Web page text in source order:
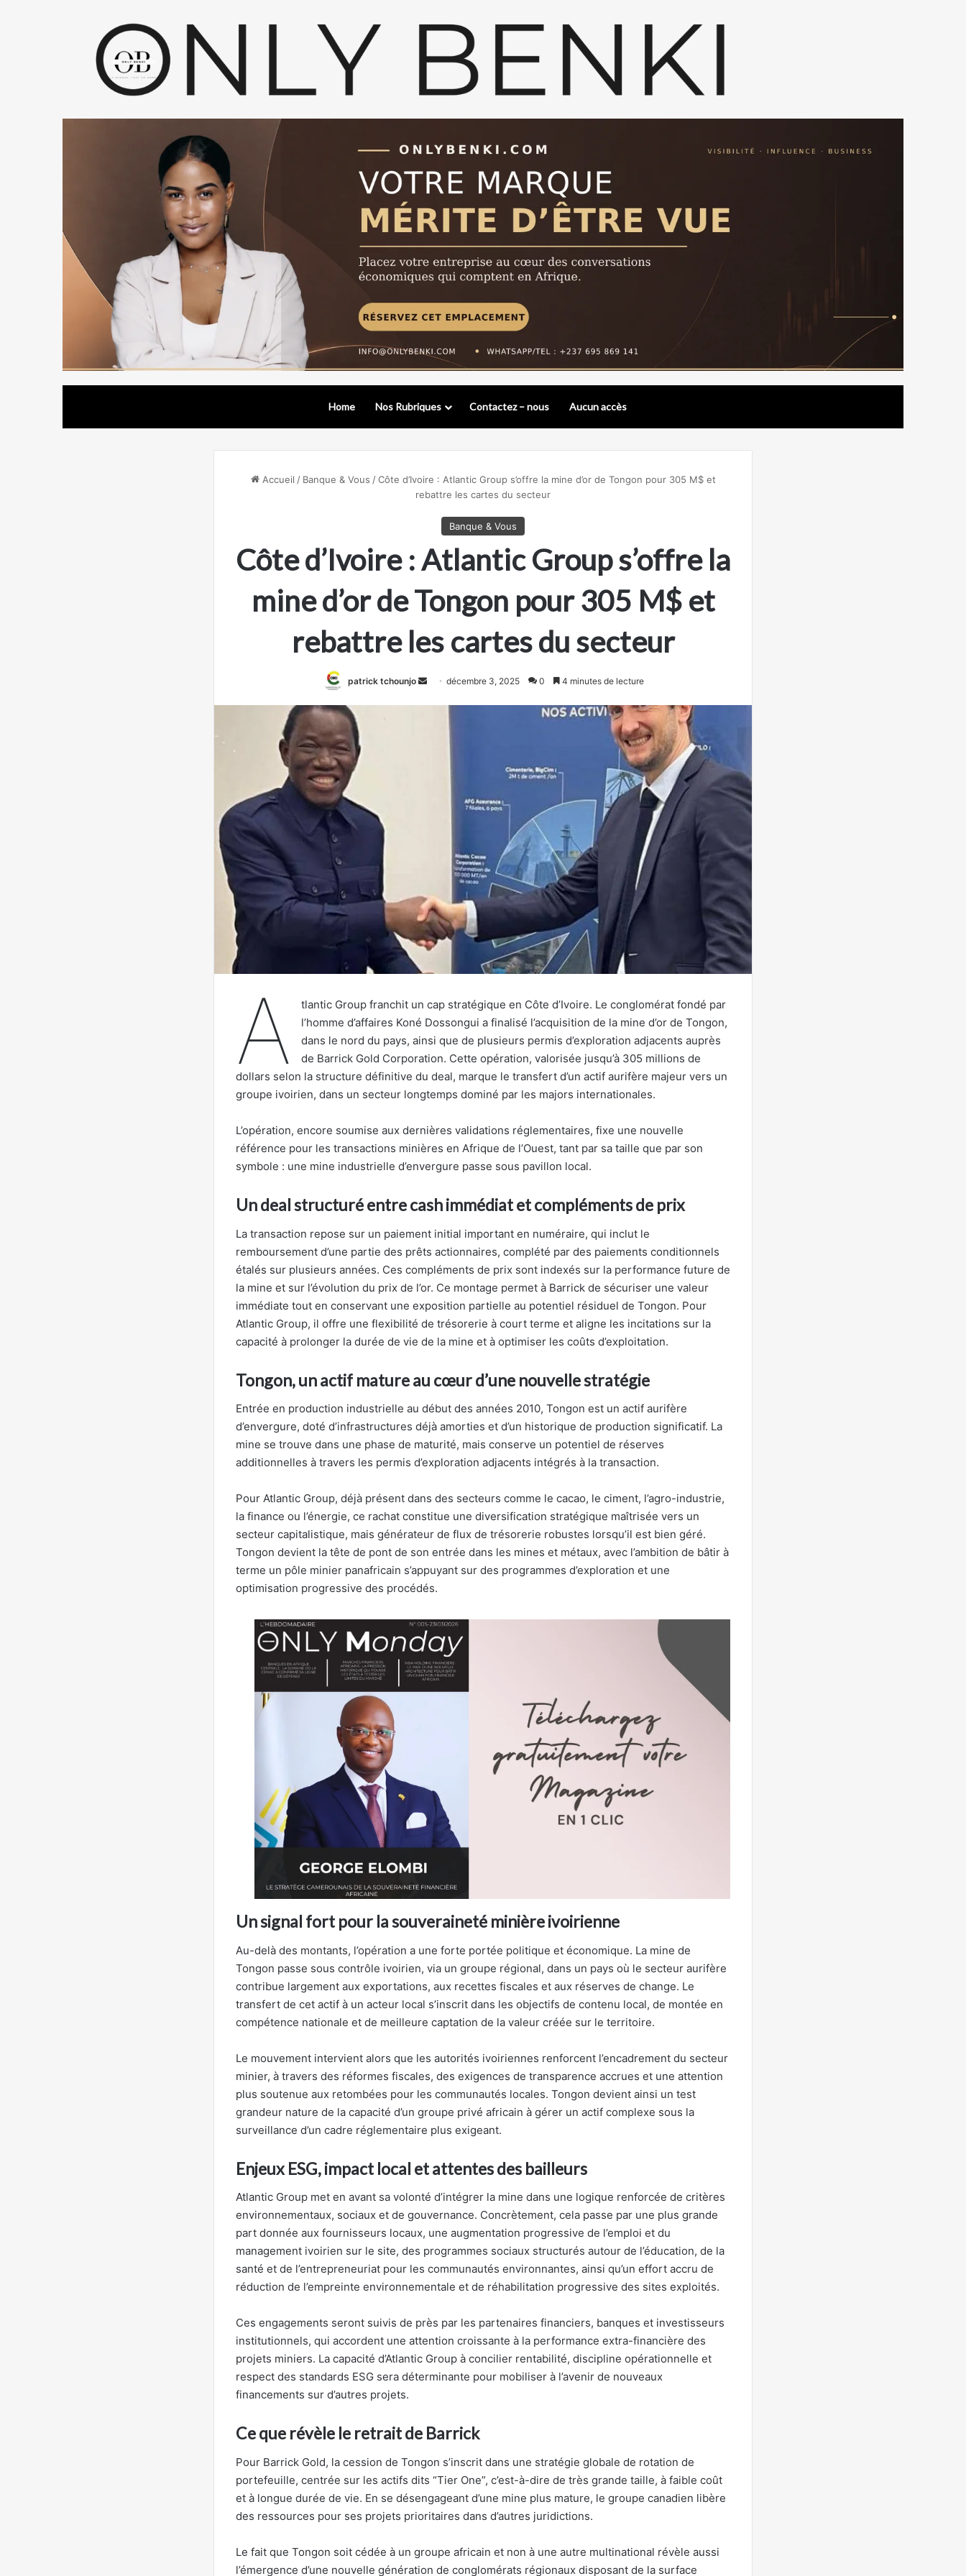
Home Nos Rubriques Contactez – nous Aucun accès
Accueil / Banque & Vous / Côte d’Ivoire : Atlantic Group s’offre la mine d’or de Tongon pour 305 M$ et
rebattre les cartes du secteur
Banque & Vous
Côte d’Ivoire : Atlantic Group s’offre la
mine d’or de Tongon pour 305 M$ et
rebattre les cartes du secteur
patrick tchounjo
Envoyerdécembre 3, 2025 0 4 minutes de lecture
A
tlantic Group franchit un cap stratégique en Côte d’Ivoire. Le conglomérat fondé par
l’homme d’affaires Koné Dossongui a finalisé l’acquisition de la mine d’or de Tongon,
dans le nord du pays, ainsi que de plusieurs permis d’exploration adjacents auprès
de Barrick Gold Corporation. Cette opération, valorisée jusqu’à 305 millions de
dollars selon la structure définitive du deal, marque le transfert d’un actif aurifère majeur vers un
groupe ivoirien, dans un secteur longtemps dominé par les majors internationales.
L’opération, encore soumise aux dernières validations réglementaires, fixe une nouvelle
référence pour les transactions minières en Afrique de l’Ouest, tant par sa taille que par son
symbole : une mine industrielle d’envergure passe sous pavillon local.
Un deal structuré entre cash immédiat et compléments de prix
La transaction repose sur un paiement initial important en numéraire, qui inclut le
remboursement d’une partie des prêts actionnaires, complété par des paiements conditionnels
étalés sur plusieurs années. Ces compléments de prix sont indexés sur la performance future de
la mine et sur l’évolution du prix de l’or. Ce montage permet à Barrick de sécuriser une valeur
immédiate tout en conservant une exposition partielle au potentiel résiduel de Tongon. Pour
Atlantic Group, il offre une flexibilité de trésorerie à court terme et aligne les incitations sur la
capacité à prolonger la durée de vie de la mine et à optimiser les coûts d’exploitation.
Tongon, un actif mature au cœur d’une nouvelle stratégie
Entrée en production industrielle au début des années 2010, Tongon est un actif aurifère
d’envergure, doté d’infrastructures déjà amorties et d’un historique de production significatif. La
mine se trouve dans une phase de maturité, mais conserve un potentiel de réserves
additionnelles à travers les permis d’exploration adjacents intégrés à la transaction.
Pour Atlantic Group, déjà présent dans des secteurs comme le cacao, le ciment, l’agro-industrie,
la finance ou l’énergie, ce rachat constitue une diversification stratégique maîtrisée vers un
secteur capitalistique, mais générateur de flux de trésorerie robustes lorsqu’il est bien géré.
Tongon devient la tête de pont de son entrée dans les mines et métaux, avec l’ambition de bâtir à
terme un pôle minier panafricain s’appuyant sur des programmes d’exploration et une
optimisation progressive des procédés.
Un signal fort pour la souveraineté minière ivoirienne
Au-delà des montants, l’opération a une forte portée politique et économique. La mine de
Tongon passe sous contrôle ivoirien, via un groupe régional, dans un pays où le secteur aurifère
contribue largement aux exportations, aux recettes fiscales et aux réserves de change. Le
transfert de cet actif à un acteur local s’inscrit dans les objectifs de contenu local, de montée en
compétence nationale et de meilleure captation de la valeur créée sur le territoire.
Le mouvement intervient alors que les autorités ivoiriennes renforcent l’encadrement du secteur
minier, à travers des réformes fiscales, des exigences de transparence accrues et une attention
plus soutenue aux retombées pour les communautés locales. Tongon devient ainsi un test
grandeur nature de la capacité d’un groupe privé africain à gérer un actif complexe sous la
surveillance d’un cadre réglementaire plus exigeant.
Enjeux ESG, impact local et attentes des bailleurs
Atlantic Group met en avant sa volonté d’intégrer la mine dans une logique renforcée de critères
environnementaux, sociaux et de gouvernance. Concrètement, cela passe par une plus grande
part donnée aux fournisseurs locaux, une augmentation progressive de l’emploi et du
management ivoirien sur le site, des programmes sociaux structurés autour de l’éducation, de la
santé et de l’entrepreneuriat pour les communautés environnantes, ainsi qu’un effort accru de
réduction de l’empreinte environnementale et de réhabilitation progressive des sites exploités.
Ces engagements seront suivis de près par les partenaires financiers, banques et investisseurs
institutionnels, qui accordent une attention croissante à la performance extra-financière des
projets miniers. La capacité d’Atlantic Group à concilier rentabilité, discipline opérationnelle et
respect des standards ESG sera déterminante pour mobiliser à l’avenir de nouveaux
financements sur d’autres projets.
Ce que révèle le retrait de Barrick
Pour Barrick Gold, la cession de Tongon s’inscrit dans une stratégie globale de rotation de
portefeuille, centrée sur les actifs dits “Tier One”, c’est-à-dire de très grande taille, à faible coût
et à longue durée de vie. En se désengageant d’une mine plus mature, le groupe canadien libère
des ressources pour ses projets prioritaires dans d’autres juridictions.
Le fait que Tongon soit cédée à un groupe africain et non à une autre multinational révèle aussi
l’émergence d’une nouvelle génération de conglomérats régionaux disposant de la surface